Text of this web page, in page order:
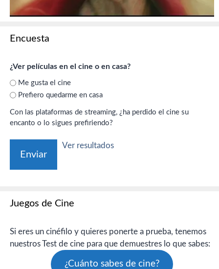
Encuesta
¿Ver películas en el cine o en casa?
Me gusta el cine
Prefiero quedarme en casa
Con las plataformas de streaming, ¿ha perdido el cine su
encanto o lo sigues prefiriendo?
Ver resultados
Juegos de Cine
Si eres un cinéfilo y quieres ponerte a prueba, tenemos
nuestros Test de cine para que demuestres lo que sabes:
¿Cuánto sabes de cine?